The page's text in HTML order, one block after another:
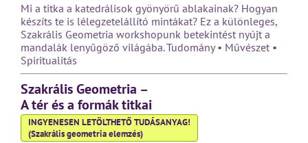
Mi a titka a katedrálisok gyönyörű ablakainak? Hogyan
készíts te is lélegzetelállító mintákat? Ez a különleges,
Szakrális Geometria workshopunk betekintést nyújt a
mandalák lenyűgöző világába. Tudomány • Művészet •
Spiritualitás
Szakrális Geometria –
A tér és a formák titkai
INGYENESEN LETÖLTHETŐ TUDÁSANYAG!
(Szakrális geometria elemzés)